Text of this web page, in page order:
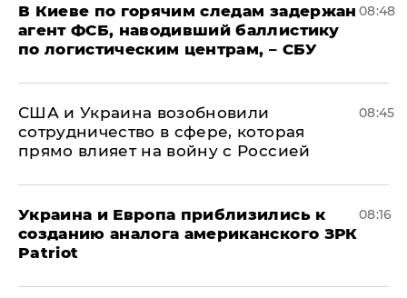
В Киеве по горячим следам задержан
агент ФСБ, наводивший баллистику
по логистическим центрам, – СБУ
08:48
США и Украина возобновили
сотрудничество в сфере, которая
прямо влияет на войну с Россией
08:45
Украина и Европа приблизились к
созданию аналога американского ЗРК
Patriot
08:16